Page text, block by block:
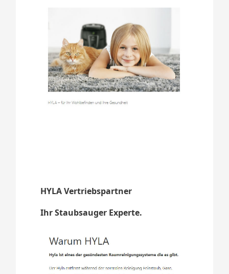
HYLA Vertriebspartner
Ihr Staubsauger Experte.